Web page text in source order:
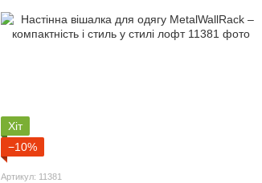
Хіт
−10%
Артикул: 11381